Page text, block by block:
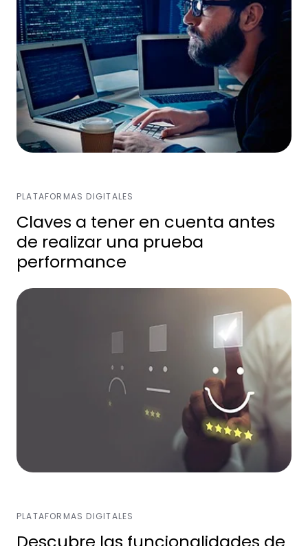
PLATAFORMAS DIGITALES
Claves a tener en cuenta antes
de realizar una prueba
performance
PLATAFORMAS DIGITALES
Descubre las funcionalidades de